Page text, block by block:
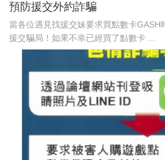
預防援交外約詐騙
當各位遇見找援交妹要求買點數卡GASH
援交騙局！如果不幸已經買了點數卡 ...